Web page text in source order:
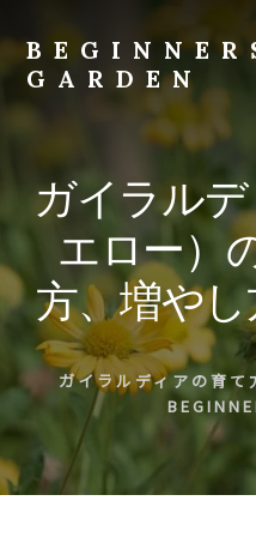
to
content
GARDEN
植
種
類
て
方
の
紹
を
行
ガイラル
エロー）
方、増や
ガイラルディアの育て